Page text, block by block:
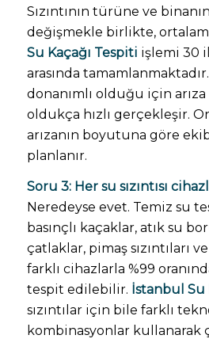
Sızıntının türüne ve
değişmekle birlikte,
Su Kaçağı Tespiti işlemi 30
arasında
donanımlı olduğu için
oldukça hızlı gerçekleşir.
arızanın boyutuna göre
planlanır.
Soru 3: Her su sızıntısı
Neredeyse evet. Temiz su
basınçlı kaçaklar, atık su
çatlaklar, pimaş sızıntıları
farklı cihazlarla %99
tespit edilebilir. İstanbul Su
sızıntılar için bile farklı
kombinasyonlar kullanarak